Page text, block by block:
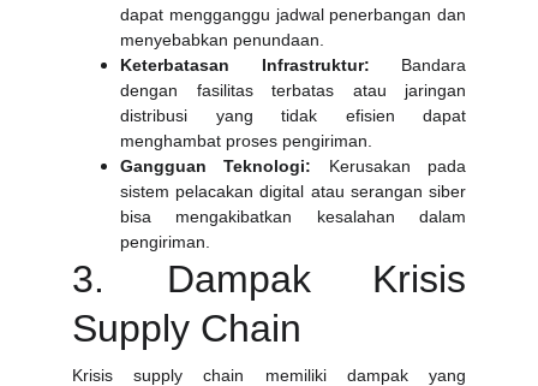
dapat mengganggu jadwal penerbangan dan
menyebabkan penundaan.
Keterbatasan Infrastruktur: Bandara
dengan fasilitas terbatas atau jaringan
distribusi yang tidak efisien dapat
menghambat proses pengiriman.
Gangguan Teknologi: Kerusakan pada
sistem pelacakan digital atau serangan siber
bisa mengakibatkan kesalahan dalam
pengiriman.
3. Dampak Krisis
Supply Chain
Krisis supply chain memiliki dampak yang